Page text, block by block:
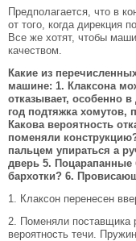
Предполагается, что в
от того, когда дирекция
Все же хотят, чтобы
качеством.
Какие из
машине: 1. Клаксона
отказывает, особенно
год подтяжка хомутов,
Какова вероятность
поменяли
пальцем упираться а
дверь 5. Поцарапанные
бархотки? 6.
1. Клаксон перенесен
2. Поменяли поставщика
вероятность течи.